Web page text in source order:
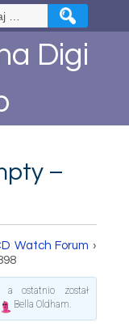
Digi
–
Watch Forum ›
ostatnio został
Bella Oldham.